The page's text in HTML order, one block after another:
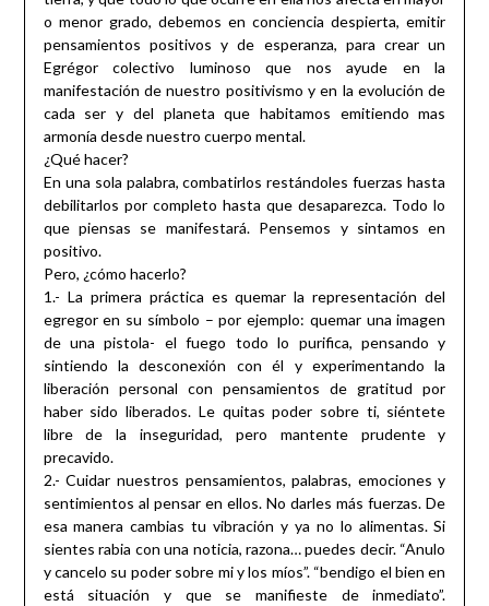
o menor grado, debemos en conciencia despierta, emitir
pensamientos positivos y de esperanza, para crear un
Egrégor colectivo luminoso que nos ayude en la
manifestación de nuestro positivismo y en la evolución de
cada ser y del planeta que habitamos emitiendo mas
armonía desde nuestro cuerpo mental.
¿Qué hacer?
En una sola palabra, combatirlos restándoles fuerzas hasta
debilitarlos por completo hasta que desaparezca. Todo lo
que piensas se manifestará. Pensemos y sintamos en
positivo.
Pero, ¿cómo hacerlo?
1.- La primera práctica es quemar la representación del
egregor en su símbolo – por ejemplo: quemar una imagen
de una pistola- el fuego todo lo purifica, pensando y
sintiendo la desconexión con él y experimentando la
liberación personal con pensamientos de gratitud por
haber sido liberados. Le quitas poder sobre ti, siéntete
libre de la inseguridad, pero mantente prudente y
precavido.
2.- Cuidar nuestros pensamientos, palabras, emociones y
sentimientos al pensar en ellos. No darles más fuerzas. De
esa manera cambias tu vibración y ya no lo alimentas. Si
sientes rabia con una noticia, razona… puedes decir. “Anulo
y cancelo su poder sobre mi y los míos”. “bendigo el bien en
está situación y que se manifieste de inmediato”.